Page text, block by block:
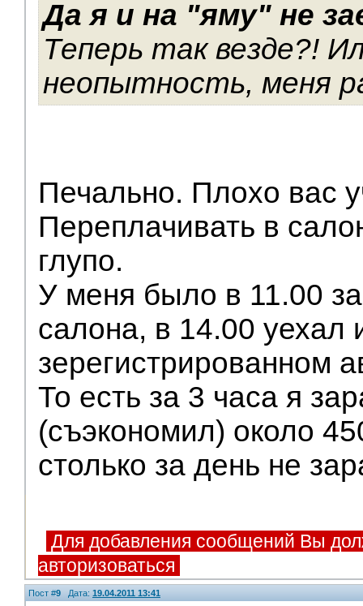
Да я и на "яму" не
Теперь так везде?!
неопытность, меня
Печально. Плохо вас
Переплачивать в
глупо.
У меня было в 11.00
салона, в 14.00
зерегистрированном
То есть за 3 часа я
(съэкономил) около
столько за день не
Для добавления сообщений Вы
авторизоваться
Пост #9 Дата: 19.04.2011 13:41